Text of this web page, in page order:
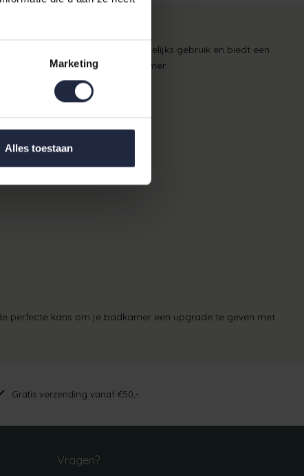
Marketing
Alles toestaan
16x22 cm, is perfect voor dagelijks gebruik en biedt een
aanvulling op jouw badkamer.
perfecte kans om je badkamer een upgrade te geven met
Gratis verzending vanaf €50,-
Vragen?